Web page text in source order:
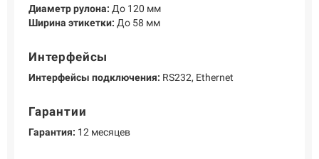
Диаметр рулона: До 120 мм
Ширина этикетки: До 58 мм
Интерфейсы
Интерфейсы подключения: RS232, Ethernet
Гарантии
Гарантия: 12 месяцев